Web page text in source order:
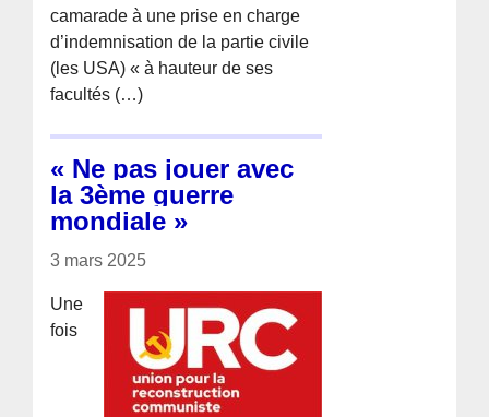
camarade à une prise en charge
d’indemnisation de la partie civile
(les USA) « à hauteur de ses
facultés (…)
« Ne pas jouer avec
la 3ème guerre
mondiale »
3 mars 2025
Une
fois